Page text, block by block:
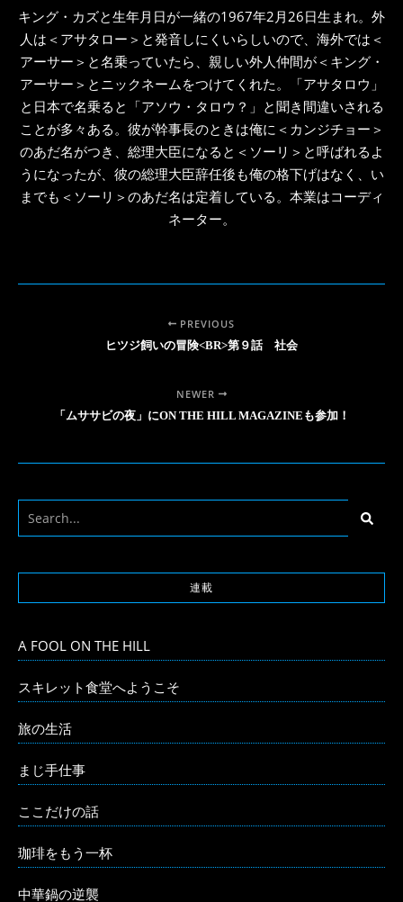
キング・カズと生年月日が一緒の1967年2月26日生まれ。外
人は＜アサタロー＞と発音しにくいらしいので、海外では＜
アーサー＞と名乗っていたら、親しい外人仲間が＜キング・
アーサー＞とニックネームをつけてくれた。「アサタロウ」
と日本で名乗ると「アソウ・タロウ？」と聞き間違いされる
ことが多々ある。彼が幹事長のときは俺に＜カンジチョー＞
のあだ名がつき、総理大臣になると＜ソーリ＞と呼ばれるよ
うになったが、彼の総理大臣辞任後も俺の格下げはなく、い
までも＜ソーリ＞のあだ名は定着している。本業はコーディ
ネーター。
PREVIOUS
ヒツジ飼いの冒険<BR>第９話 社会
NEWER
「ムササビの夜」にON THE HILL MAGAZINEも参加！
連載
A FOOL ON THE HILL
スキレット食堂へようこそ
旅の生活
まじ手仕事
ここだけの話
珈琲をもう一杯
中華鍋の逆襲